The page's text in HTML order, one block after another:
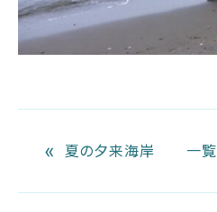
« 夏の夕来海岸 一覧